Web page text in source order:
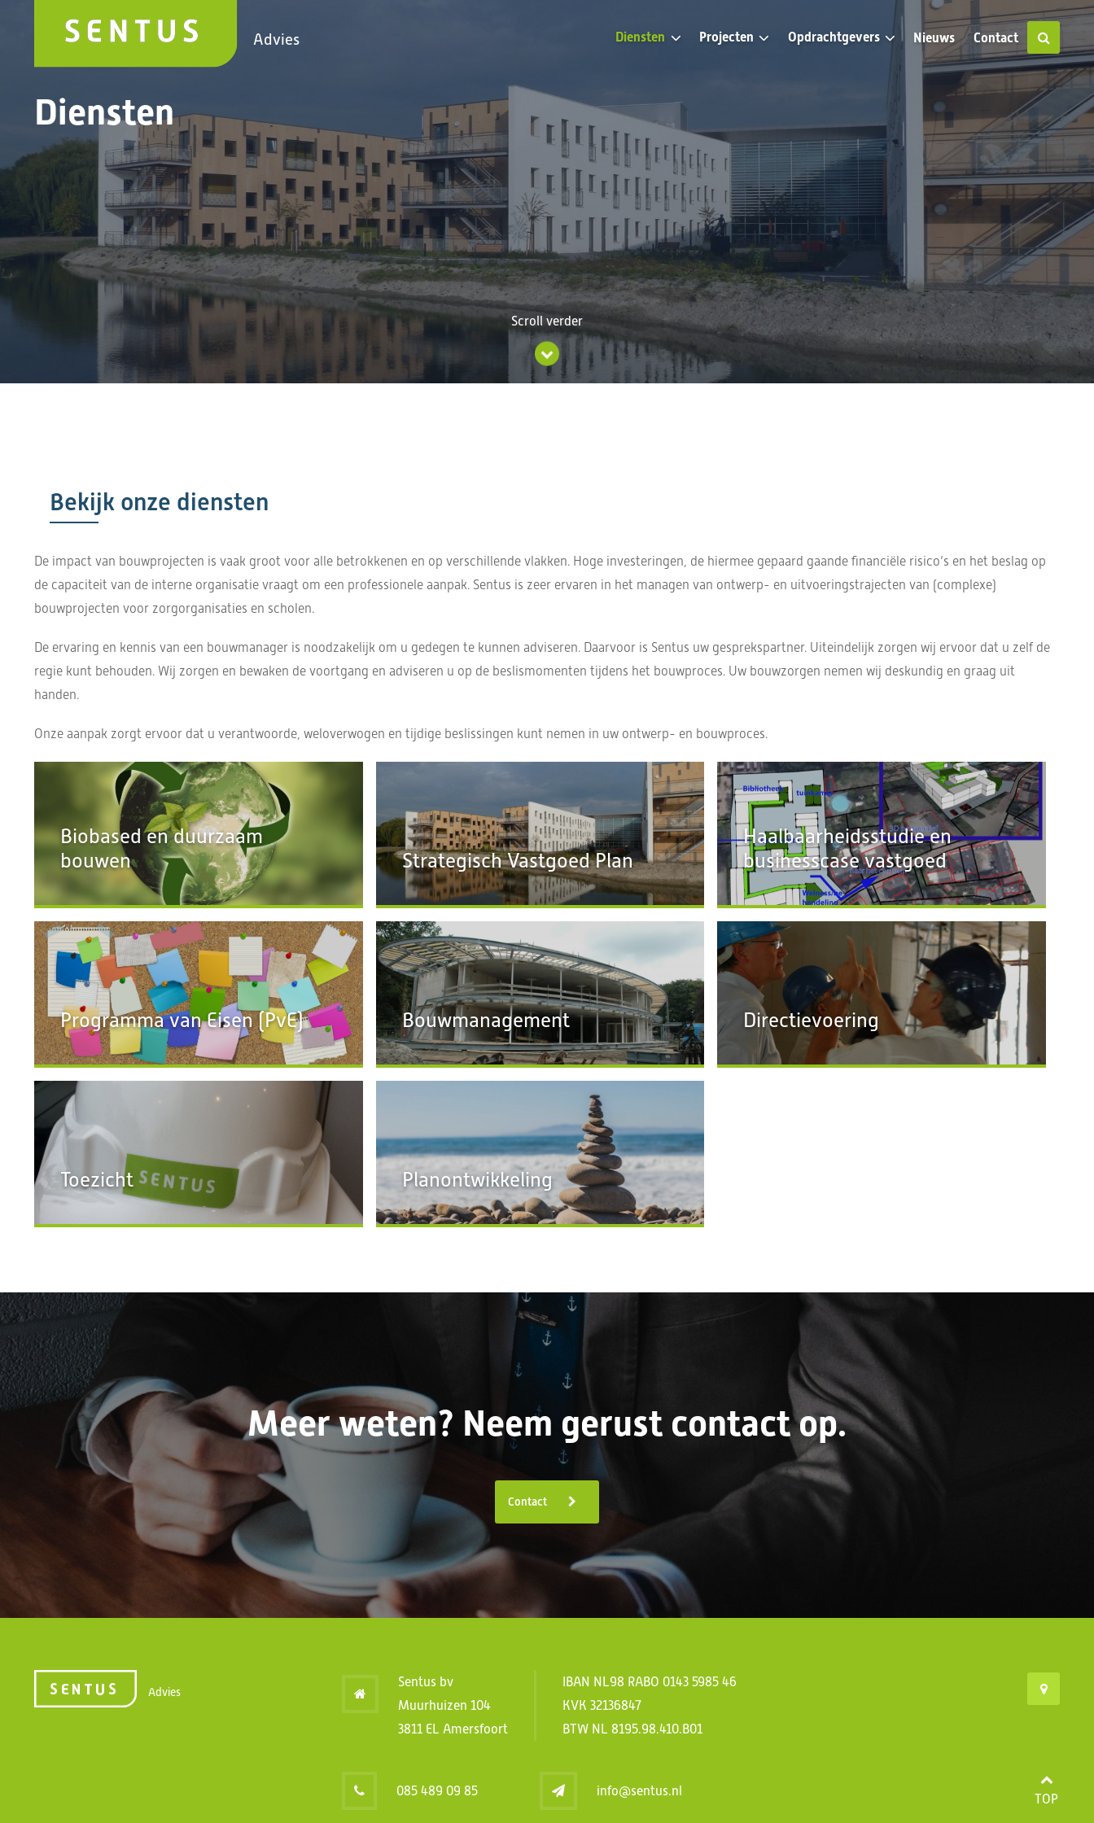
Advies Diensten Projecten Opdrachtgevers Nieuws Contact
Diensten
Scroll verder
Bekijk onze diensten
De impact van bouwprojecten is vaak groot voor alle betrokkenen en op verschillende vlakken. Hoge investeringen, de hiermee gepaard gaande financiële risico’s en het beslag op
de capaciteit van de interne organisatie vraagt om een professionele aanpak. Sentus is zeer ervaren in het managen van ontwerp- en uitvoeringstrajecten van (complexe)
bouwprojecten voor zorgorganisaties en scholen.
De ervaring en kennis van een bouwmanager is noodzakelijk om u gedegen te kunnen adviseren. Daarvoor is Sentus uw gesprekspartner. Uiteindelijk zorgen wij ervoor dat u zelf de
regie kunt behouden. Wij zorgen en bewaken de voortgang en adviseren u op de beslismomenten tijdens het bouwproces. Uw bouwzorgen nemen wij deskundig en graag uit
handen.
Onze aanpak zorgt ervoor dat u verantwoorde, weloverwogen en tijdige beslissingen kunt nemen in uw ontwerp- en bouwproces.
Biobased en duurzaam
bouwen
Strategisch Vastgoed Plan
Haalbaarheidsstudie en
businesscase vastgoed
Programma van Eisen (PvE) Bouwmanagement Directievoering
Toezicht Planontwikkeling
Meer weten? Neem gerust contact op.
Contact
Advies
Sentus bv
Muurhuizen 104
3811 EL Amersfoort
IBAN NL98 RABO 0143 5985 46
KVK 32136847
BTW NL 8195.98.410.B01
085 489 09 85 info@sentus.nl
TOP